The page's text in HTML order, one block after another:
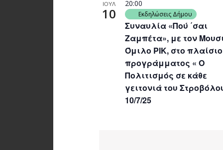
ΙΟΥΛ
10
Συναυλία «Πού ΄σαι
Ζαμπέτα», με τον
Όμιλο ΡΙΚ, στο
προγράμματος « Ο
Πολιτισμός σε κάθε
γειτονιά του
10/7/25
20:00
Εκδηλώσεις Δήμου